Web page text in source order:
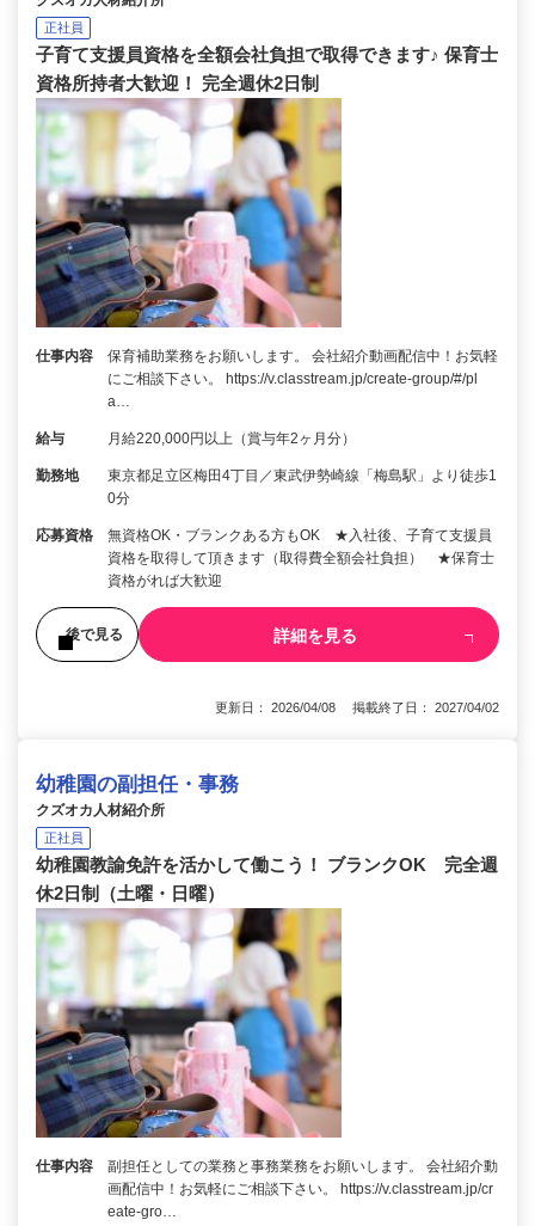
正社員
子育て支援員資格を全額会社負担で取得できます♪ 保育士
資格所持者大歓迎！ 完全週休2日制
仕事内容
保育補助業務をお願いします。 会社紹介動画配信中！お気軽
にご相談下さい。 https://v.classtream.jp/create-group/#/pl
a…
給与 月給220,000円以上（賞与年2ヶ月分）
勤務地
東京都足立区梅田4丁目／東武伊勢崎線「梅島駅」より徒歩1
0分
応募資格
無資格OK・ブランクある方もOK ★入社後、子育て支援員
資格を取得して頂きます（取得費全額会社負担） ★保育士
資格がれば大歓迎
後で見る 詳細を見る
更新日： 2026/04/08 掲載終了日： 2027/04/02
幼稚園の副担任・事務
クズオカ人材紹介所
正社員
幼稚園教諭免許を活かして働こう！ ブランクOK 完全週
休2日制（土曜・日曜）
仕事内容
副担任としての業務と事務業務をお願いします。 会社紹介動
画配信中！お気軽にご相談下さい。 https://v.classtream.jp/cr
eate-gro…